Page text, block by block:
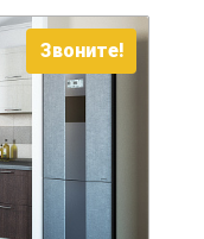
Звоните!